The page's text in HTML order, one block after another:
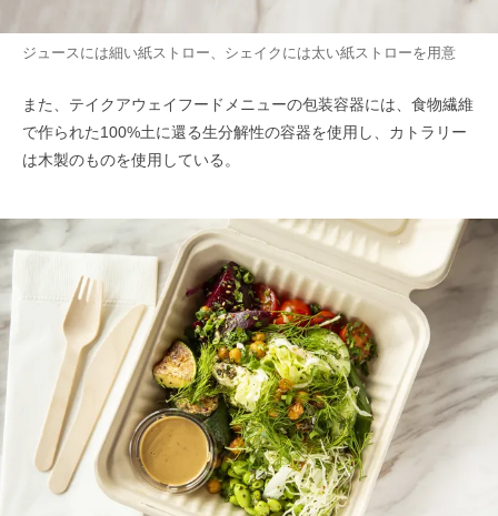
ジュースには細い紙ストロー、シェイクには太い紙ストローを用意
また、テイクアウェイフードメニューの包装容器には、食物繊維
で作られた100%土に還る生分解性の容器を使用し、カトラリー
は木製のものを使用している。